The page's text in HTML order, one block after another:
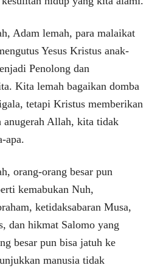
Adam lemah, para malaikat
Yesus Kristus anak-
Penolong dan
Kita lemah bagaikan domba
tetapi Kristus memberikan
anugerah Allah, kita tidak
apa.
orang-orang besar pun
kemabukan Nuh,
ketidaksabaran Musa,
dan hikmat Salomo yang
besar pun bisa jatuh ke
manusia tidak